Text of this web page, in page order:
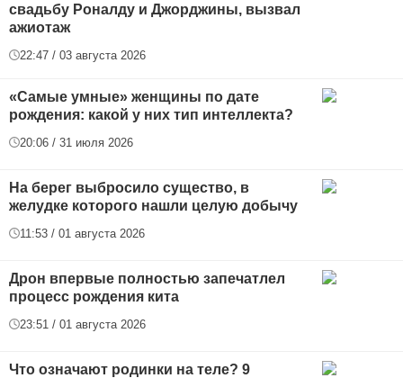
свадьбу Роналду и Джорджины, вызвал
ажиотаж
22:47 / 03 августа 2026
«Самые умные» женщины по дате
рождения: какой у них тип интеллекта?
20:06 / 31 июля 2026
На берег выбросило существо, в
желудке которого нашли целую добычу
11:53 / 01 августа 2026
Дрон впервые полностью запечатлел
процесс рождения кита
23:51 / 01 августа 2026
Что означают родинки на теле? 9